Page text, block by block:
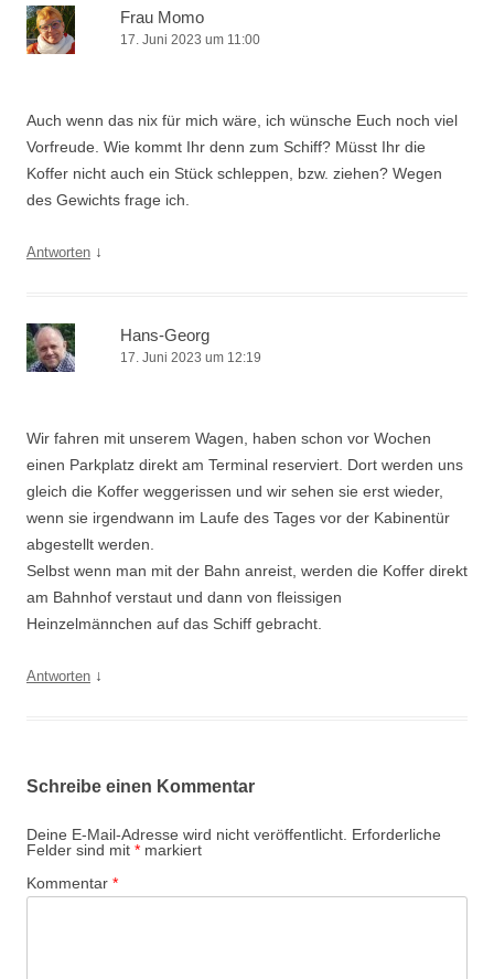
Frau Momo
17. Juni 2023 um 11:00
Auch wenn das nix für mich wäre, ich wünsche Euch noch viel
Vorfreude. Wie kommt Ihr denn zum Schiff? Müsst Ihr die
Koffer nicht auch ein Stück schleppen, bzw. ziehen? Wegen
des Gewichts frage ich.
Antworten ↓
Hans-Georg
17. Juni 2023 um 12:19
Wir fahren mit unserem Wagen, haben schon vor Wochen
einen Parkplatz direkt am Terminal reserviert. Dort werden uns
gleich die Koffer weggerissen und wir sehen sie erst wieder,
wenn sie irgendwann im Laufe des Tages vor der Kabinentür
abgestellt werden.
Selbst wenn man mit der Bahn anreist, werden die Koffer direkt
am Bahnhof verstaut und dann von fleissigen
Heinzelmännchen auf das Schiff gebracht.
Antworten ↓
Schreibe einen Kommentar
Deine E-Mail-Adresse wird nicht veröffentlicht. Erforderliche
Felder sind mit * markiert
Kommentar *